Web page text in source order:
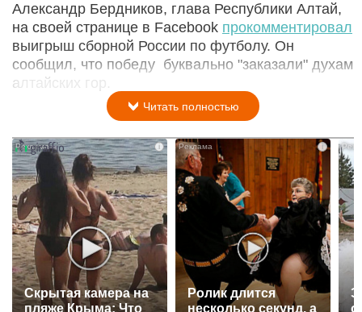
Александр Бердников, глава Республики Алтай,
на своей странице в Facebook прокомментировал
выигрыш сборной России по футболу. Он
сообщил, что победу буквально "заказали" духам
алтайских гор.
Читать полностью
i
Скрытая камера на
пляже Крыма: Что
Ролик длится
несколько секунд, а